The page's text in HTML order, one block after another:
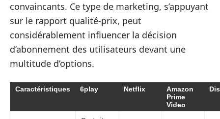
convaincants. Ce type de marketing, s’appuyant
sur le rapport qualité-prix, peut
considérablement influencer la décision
d’abonnement des utilisateurs devant une
multitude d’options.
Caractéristiques 6play Netflix
Amazon
Prime
Video